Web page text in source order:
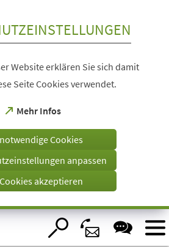
Website erklären Sie sich damit
Seite Cookies verwendet.
Mehr Infos
(Öffnet
einem
Tab)
Cookies
anpassen
akzeptieren